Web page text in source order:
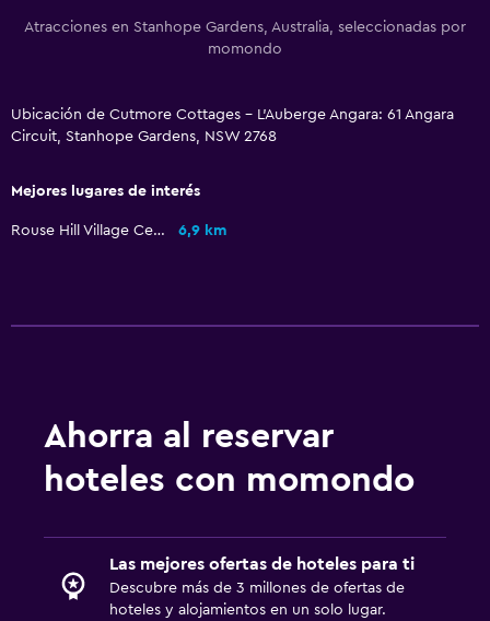
Atracciones en Stanhope Gardens, Australia, seleccionadas por
momondo
Ubicación de Cutmore Cottages - L'Auberge Angara: 61 Angara
Circuit, Stanhope Gardens, NSW 2768
Mejores lugares de interés
Rouse Hill Village Centre 6,9 km
Ahorra al reservar
hoteles con momondo
Las mejores ofertas de hoteles para ti
Descubre más de 3 millones de ofertas de
hoteles y alojamientos en un solo lugar.